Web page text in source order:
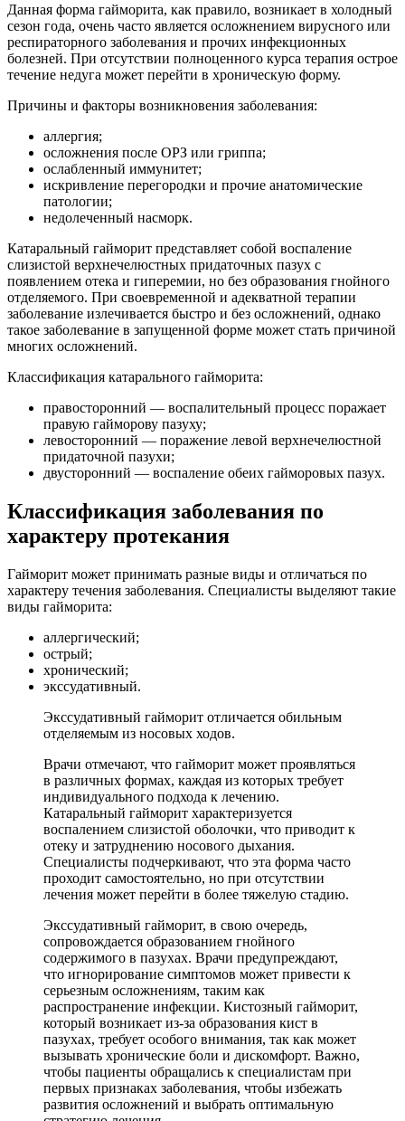
Данная форма гайморита, как правило, возникает в холодный
сезон года, очень часто является осложнением вирусного или
респираторного заболевания и прочих инфекционных
болезней. При отсутствии полноценного курса терапия острое
течение недуга может перейти в хроническую форму.
Причины и факторы возникновения заболевания:
аллергия;
осложнения после ОРЗ или гриппа;
ослабленный иммунитет;
искривление перегородки и прочие анатомические
патологии;
недолеченный насморк.
Катаральный гайморит представляет собой воспаление
слизистой верхнечелюстных придаточных пазух с
появлением отека и гиперемии, но без образования гнойного
отделяемого. При своевременной и адекватной терапии
заболевание излечивается быстро и без осложнений, однако
такое заболевание в запущенной форме может стать причиной
многих осложнений.
Классификация катарального гайморита:
правосторонний — воспалительный процесс поражает
правую гайморову пазуху;
левосторонний — поражение левой верхнечелюстной
придаточной пазухи;
двусторонний — воспаление обеих гайморовых пазух.
Классификация заболевания по
характеру протекания
Гайморит может принимать разные виды и отличаться по
характеру течения заболевания. Специалисты выделяют такие
виды гайморита:
аллергический;
острый;
хронический;
экссудативный.
Экссудативный гайморит отличается обильным
отделяемым из носовых ходов.
Врачи отмечают, что гайморит может проявляться
в различных формах, каждая из которых требует
индивидуального подхода к лечению.
Катаральный гайморит характеризуется
воспалением слизистой оболочки, что приводит к
отеку и затруднению носового дыхания.
Специалисты подчеркивают, что эта форма часто
проходит самостоятельно, но при отсутствии
лечения может перейти в более тяжелую стадию.
Экссудативный гайморит, в свою очередь,
сопровождается образованием гнойного
содержимого в пазухах. Врачи предупреждают,
что игнорирование симптомов может привести к
серьезным осложнениям, таким как
распространение инфекции. Кистозный гайморит,
который возникает из-за образования кист в
пазухах, требует особого внимания, так как может
вызывать хронические боли и дискомфорт. Важно,
чтобы пациенты обращались к специалистам при
первых признаках заболевания, чтобы избежать
развития осложнений и выбрать оптимальную